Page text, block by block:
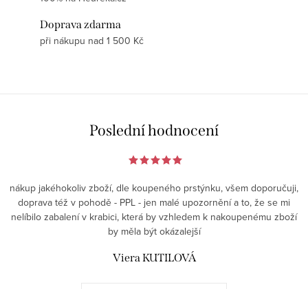
Doprava zdarma
při nákupu nad 1 500 Kč
Poslední hodnocení
nákup jakéhokoliv zboží, dle koupeného prstýnku, všem doporučuji,
doprava též v pohodě - PPL - jen malé upozornění a to, že se mi
nelíbilo zabalení v krabici, která by vzhledem k nakoupenému zboží
by měla být okázalejší
Viera KUTILOVÁ